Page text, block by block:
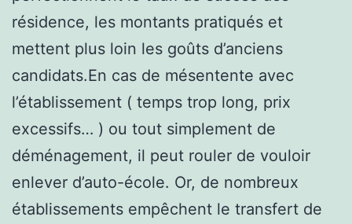
résidence, les montants pratiqués et
mettent plus loin les goûts d’anciens
candidats.En cas de mésentente avec
l’établissement ( temps trop long, prix
excessifs… ) ou tout simplement de
déménagement, il peut rouler de vouloir
enlever d’auto-école. Or, de nombreux
établissements empêchent le transfert de